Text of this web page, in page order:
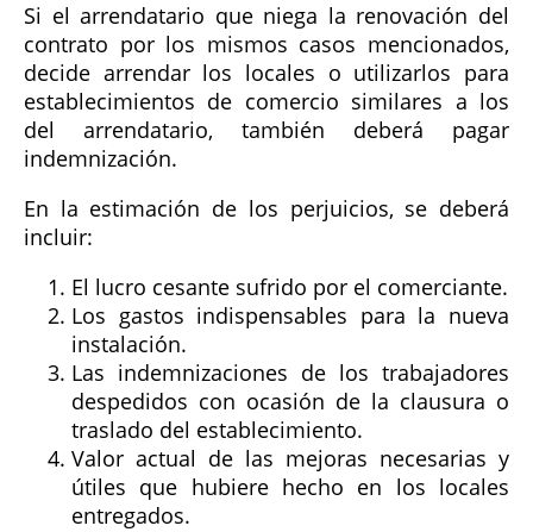
Si el arrendatario que niega la renovación del
contrato por los mismos casos mencionados,
decide arrendar los locales o utilizarlos para
establecimientos de comercio similares a los
del arrendatario, también deberá pagar
indemnización.
En la estimación de los perjuicios, se deberá
incluir:
El lucro cesante sufrido por el comerciante.
Los gastos indispensables para la nueva
instalación.
Las indemnizaciones de los trabajadores
despedidos con ocasión de la clausura o
traslado del establecimiento.
Valor actual de las mejoras necesarias y
útiles que hubiere hecho en los locales
entregados.